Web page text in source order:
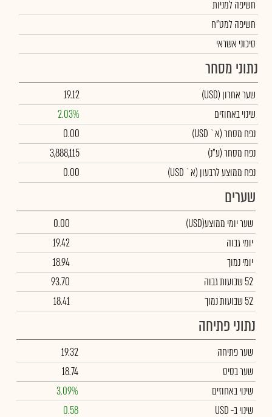
חשיפה למניות
חשיפה למט"ח
סיכוני אשראי
נתוני מסחר
שער אחרון (USD)
19.12
שינוי באחוזים
2.03%
נפח מסחר(א` USD)
0.00
נפח מסחר(ע"נ)
3,888,115
נפח ממוצע לרבעון (א` USD)
0.00
שערים
שער יומי ממוצע(USD)
0.00
יומי גבוה
19.42
יומי נמוך
18.94
52 שבועות גבוה
93.70
52 שבועות נמוך
18.41
נתוני פתיחה
שער פתיחה
19.32
שער בסיס
18.74
שינוי באחוזים
3.09%
שינויב- USD 0.58